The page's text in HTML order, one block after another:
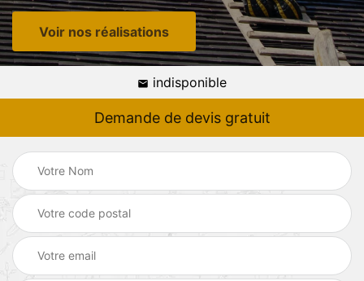
Voir nos réalisations
indisponible
Demande de devis gratuit